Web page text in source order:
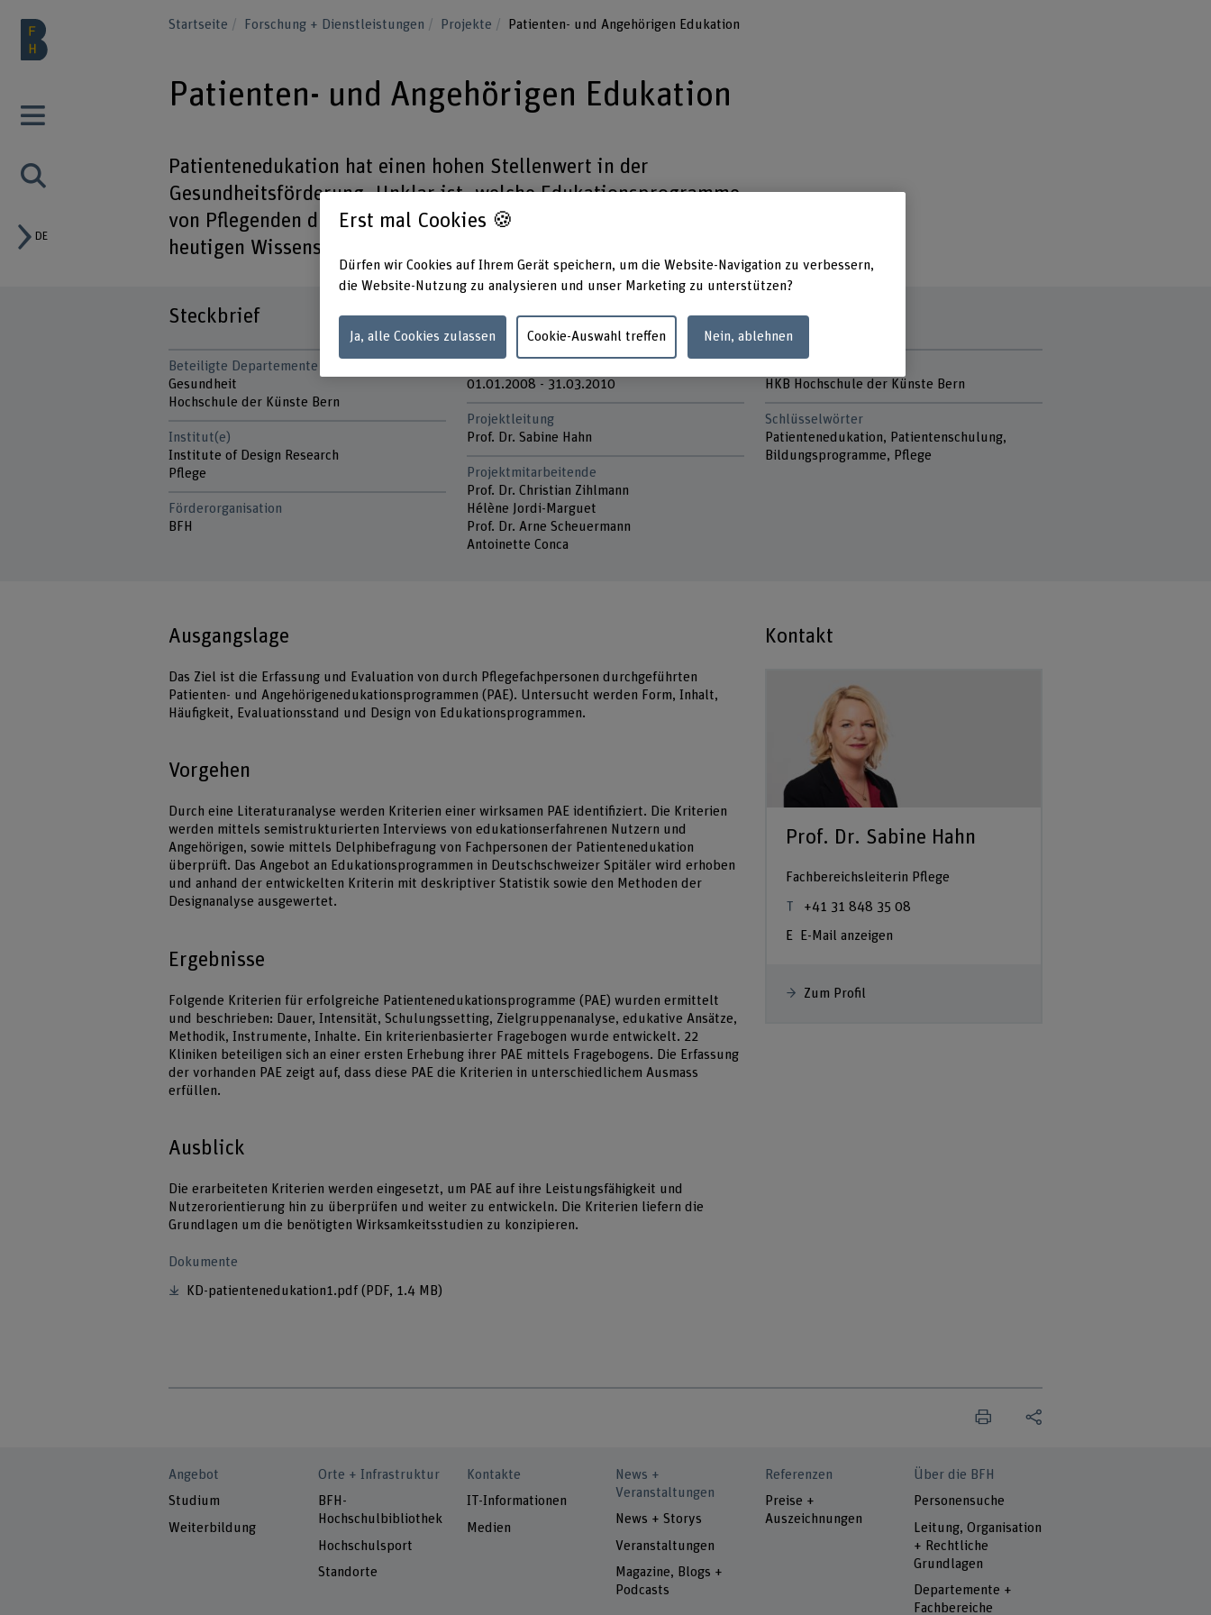
DE
Startseite Forschung + Dienstleistungen Projekte Patienten- und Angehörigen Edukation
Patienten- und Angehörigen Edukation
Patientenedukation hat einen hohen Stellenwert in der
Gesundheitsförderung. Unklar ist, welche Edukationsprogramme
von Pflegenden durchgeführt werden, und in wie weit diese dem
heutigen Wissensstand einer wirksamen Edukation entsprechen.
Steckbrief
Beteiligte Departemente
Gesundheit
Hochschule der Künste Bern
Institut(e)
Institute of Design Research
Pflege
Förderorganisation
BFH
01.01.2008 - 31.03.2010
Projektleitung
Prof. Dr. Sabine Hahn
Projektmitarbeitende
Prof. Dr. Christian Zihlmann
Hélène Jordi-Marguet
Prof. Dr. Arne Scheuermann
Antoinette Conca
HKB Hochschule der Künste Bern
Schlüsselwörter
Patientenedukation, Patientenschulung,
Bildungsprogramme, Pflege
Ausgangslage
Das Ziel ist die Erfassung und Evaluation von durch Pflegefachpersonen durchgeführten
Patienten- und Angehörigenedukationsprogrammen (PAE). Untersucht werden Form, Inhalt,
Häufigkeit, Evaluationsstand und Design von Edukationsprogrammen.
Vorgehen
Durch eine Literaturanalyse werden Kriterien einer wirksamen PAE identifiziert. Die Kriterien
werden mittels semistrukturierten Interviews von edukationserfahrenen Nutzern und
Angehörigen, sowie mittels Delphibefragung von Fachpersonen der Patientenedukation
überprüft. Das Angebot an Edukationsprogrammen in Deutschschweizer Spitäler wird erhoben
und anhand der entwickelten Kriterin mit deskriptiver Statistik sowie den Methoden der
Designanalyse ausgewertet.
Ergebnisse
Folgende Kriterien für erfolgreiche Patientenedukationsprogramme (PAE) wurden ermittelt
und beschrieben: Dauer, Intensität, Schulungssetting, Zielgruppenanalyse, edukative Ansätze,
Methodik, Instrumente, Inhalte. Ein kriterienbasierter Fragebogen wurde entwickelt. 22
Kliniken beteiligen sich an einer ersten Erhebung ihrer PAE mittels Fragebogens. Die Erfassung
der vorhanden PAE zeigt auf, dass diese PAE die Kriterien in unterschiedlichem Ausmass
erfüllen.
Ausblick
Die erarbeiteten Kriterien werden eingesetzt, um PAE auf ihre Leistungsfähigkeit und
Nutzerorientierung hin zu überprüfen und weiter zu entwickeln. Die Kriterien liefern die
Grundlagen um die benötigten Wirksamkeitsstudien zu konzipieren.
Kontakt
Prof. Dr. Sabine Hahn
Fachbereichsleiterin Pflege
+41 31 848 35 08
E-Mail anzeigen
Zum Profil
Dokumente
KD-patientenedukation1.pdf(PDF, 1.4 MB)
Angebot
Studium
Weiterbildung
Orte + Infrastruktur
BFH-
Hochschulbibliothek
Hochschulsport
Standorte
Kontakte
IT-Informationen
Medien
News +
Veranstaltungen
News + Storys
Veranstaltungen
Magazine, Blogs +
Podcasts
Referenzen
Preise +
Auszeichnungen
Über die BFH
Personensuche
Leitung, Organisation
+ Rechtliche
Grundlagen
Departemente +
Fachbereiche
Erst mal Cookies 🍪
Dürfen wir Cookies auf Ihrem Gerät speichern, um die Website-Navigation zu verbessern,
die Website-Nutzung zu analysieren und unser Marketing zu unterstützen?
Ja, alle Cookies zulassen Cookie-Auswahl treffen Nein, ablehnen